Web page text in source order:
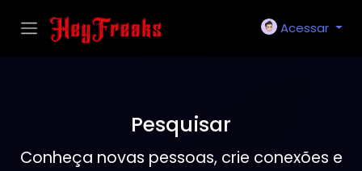
Acessar
Pesquisar
Conheça novas pessoas, crie conexões e